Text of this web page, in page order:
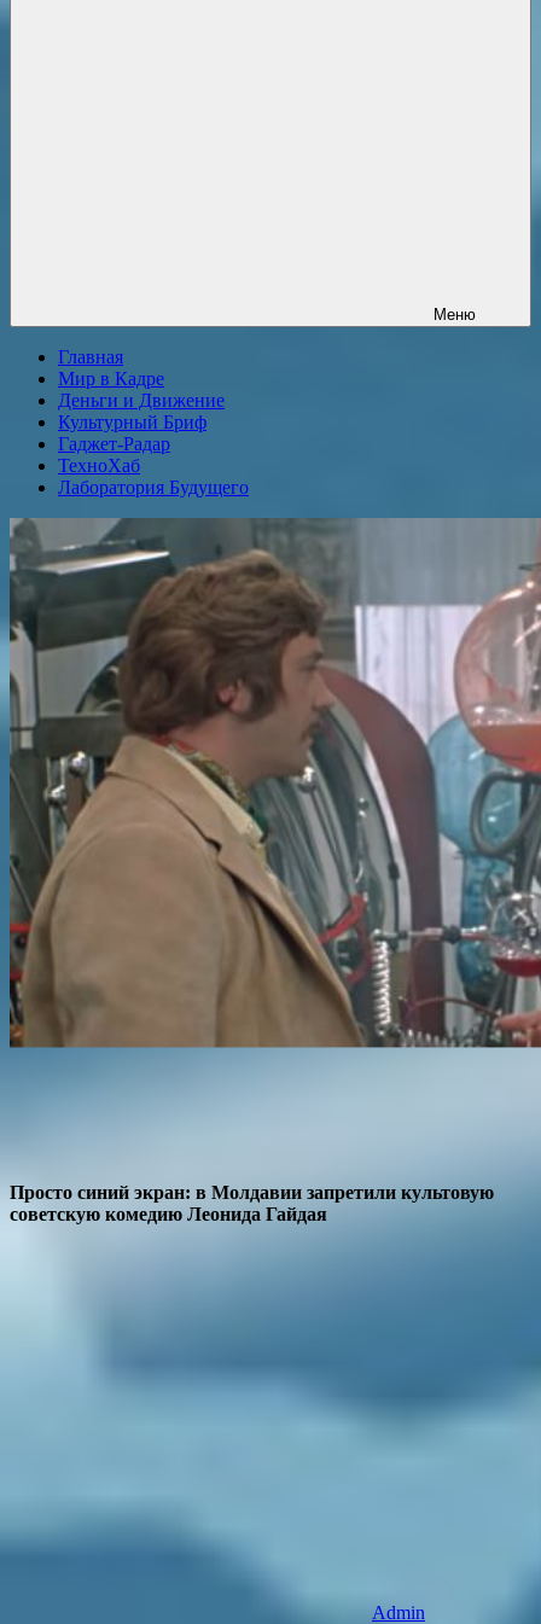
Меню
Главная
Мир в Кадре
Деньги и Движение
Культурный Бриф
Гаджет-Радар
ТехноХаб
Лаборатория Будущего
Просто синий экран: в Молдавии запретили культовую
советскую комедию Леонида Гайдая
Admin